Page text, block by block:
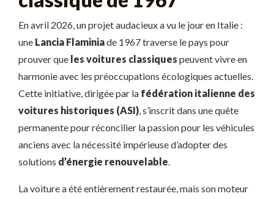
En avril 2026, un projet audacieux a vu le jour en Italie :
une Lancia Flaminiade 1967 traverse le pays pour
prouver que les voitures classiques peuvent vivre en
harmonie avec les préoccupations écologiques actuelles.
Cette initiative, dirigée par la fédération italienne des
voitures historiques (ASI), s’inscrit dans une quête
permanente pour réconcilier la passion pour les véhicules
anciens avec la nécessité impérieuse d’adopter des
solutions d’énergie renouvelable.
La voiture a été entièrement restaurée, mais son moteur